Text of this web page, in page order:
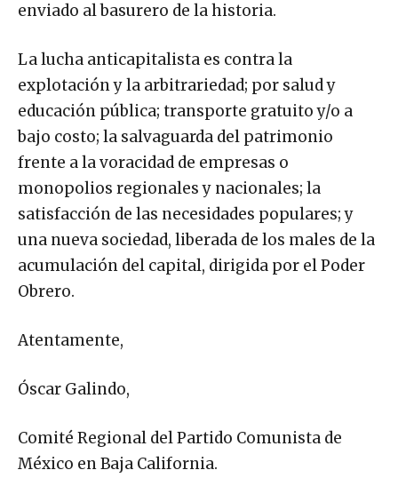
enviado al basurero de la historia.
La lucha anticapitalista es contra la
explotación y la arbitrariedad; por salud y
educación pública; transporte gratuito y/o a
bajo costo; la salvaguarda del patrimonio
frente a la voracidad de empresas o
monopolios regionales y nacionales; la
satisfacción de las necesidades populares; y
una nueva sociedad, liberada de los males de la
acumulación del capital, dirigida por el Poder
Obrero.
Atentamente,
Óscar Galindo,
Comité Regional del Partido Comunista de
México en Baja California.